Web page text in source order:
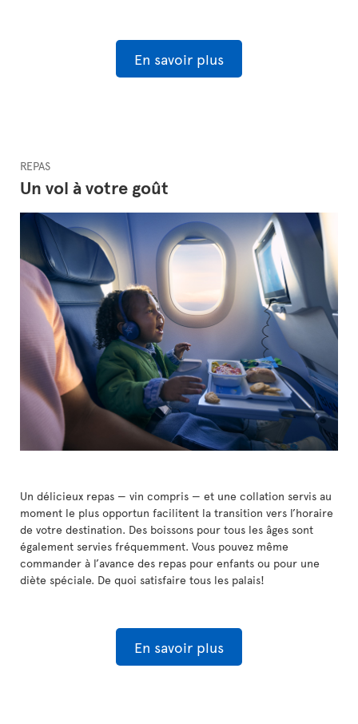
En savoir plus
REPAS
Un vol à votre goût
Un délicieux repas — vin compris — et une collation servis au
moment le plus opportun facilitent la transition vers l’horaire
de votre destination. Des boissons pour tous les âges sont
également servies fréquemment. Vous pouvez même
commander à l’avance des repas pour enfants ou pour une
diète spéciale. De quoi satisfaire tous les palais!
En savoir plus